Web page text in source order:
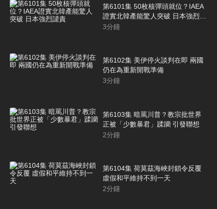
第6101集 50枚核彈頭就位？IAEA
證實北韓產能驚人突破 日本強烈譴
責
3分鐘
第6102集 美伊停火談判在即 兩國
仍在為重新開戰準備
3分鐘
第6103集 暗罵川普？教宗批世界
正被「少數暴君」蹂躪 引發聯想
2分鐘
第6104集 荷莫茲海峽封鎖令反覆
虛假和平維持不到一天
2分鐘